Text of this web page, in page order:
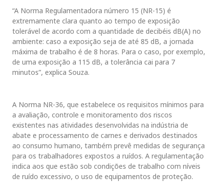
“A Norma Regulamentadora número 15 (NR-15) é
extremamente clara quanto ao tempo de exposição
tolerável de acordo com a quantidade de decibéis dB(A) no
ambiente: caso a exposição seja de até 85 dB, a jornada
máxima de trabalho é de 8 horas. Para o caso, por exemplo,
de uma exposição a 115 dB, a tolerância cai para 7
minutos”, explica Souza.
A Norma NR-36, que estabelece os requisitos mínimos para
a avaliação, controle e monitoramento dos riscos
existentes nas atividades desenvolvidas na indústria de
abate e processamento de carnes e derivados destinados
ao consumo humano, também prevê medidas de segurança
para os trabalhadores expostos a ruídos. A regulamentação
indica aos que estão sob condições de trabalho com níveis
de ruído excessivo, o uso de equipamentos de proteção.